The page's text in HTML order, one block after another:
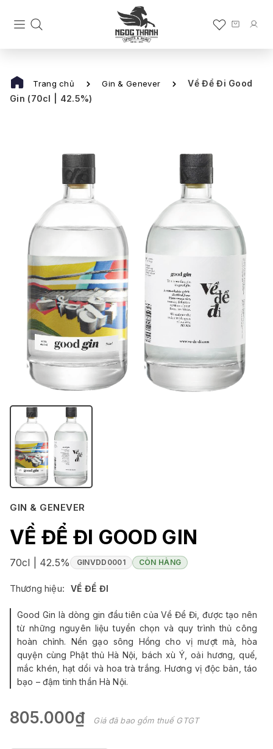
Trang chủ Gin & Genever
Về Để Đi Good
Gin (70cl | 42.5%)
GIN & GENEVER
VỀ ĐỂ ĐI GOOD GIN
70cl | 42.5% GINVDD0001 CÒN HÀNG
Thương hiệu: VỀ ĐỂ ĐI
Good Gin là dòng gin đầu tiên của Về Để Đi, được tạo nên
từ những nguyên liệu tuyển chọn và quy trình thủ công
hoàn chỉnh. Nền gạo sông Hồng cho vị mượt mà, hòa
quyện cùng Phật thủ Hà Nội, bách xù Ý, oải hương, quế,
mắc khén, hạt dổi và hoa trà trắng. Hương vị độc bản, táo
bạo – đậm tinh thần Hà Nội.
805.000₫ Giá đã bao gồm thuế GTGT